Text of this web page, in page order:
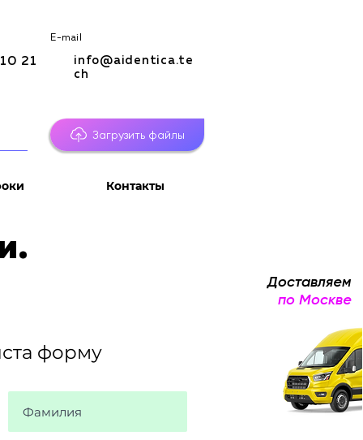
21
E-mail
info@aidentica.te
ch
Загрузить файлы
Контакты
форму
Доставляем
по Москве